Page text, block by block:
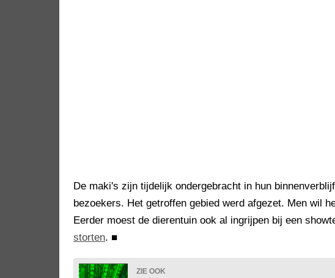
De maki's zijn tijdelijk ondergebracht in hun
bezoekers. Het getroffen gebied werd afgezet. Men wil
Eerder moest de dierentuin ook al ingrijpen bij een
storten. ■
ZIE OOK